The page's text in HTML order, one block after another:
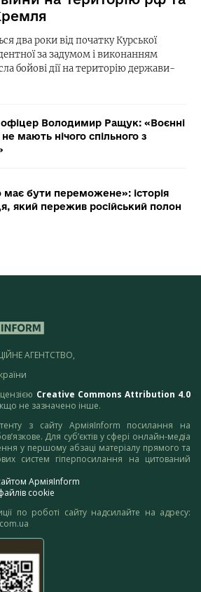
два роки від початку Курської
за задумом і виконанням
бойові дії на територію держави-
офіцер Володимир Ращук: «Воєнні
мають нічого спільного з
має бути переможене»: історія
який пережив російський полон
АГЕНТСТВО,
Creative Commons Attribution 4.0
не зазначено інше.
з сайту АрміяInform посилання на
Для суб’єктів у сфері онлайн-медіа
у першому абзаці матеріалу прямого та
систем гіперпосилання на цитований
АрміяInform
cookie
по роботі сайту надсилайте на адресу: